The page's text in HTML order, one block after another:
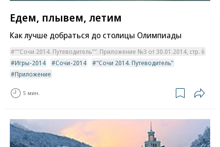
Едем, плывем, летим
Как лучше добраться до столицы Олимпиады
""Сочи 2014. Путеводитель"". Приложение №3 от 30.01.2014, стр. 6
Игры-2014
Сочи-2014
"Сочи 2014. Путеводитель"
Приложение
5 мин.